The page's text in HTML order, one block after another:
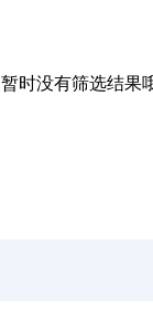
暂时没有筛选结果